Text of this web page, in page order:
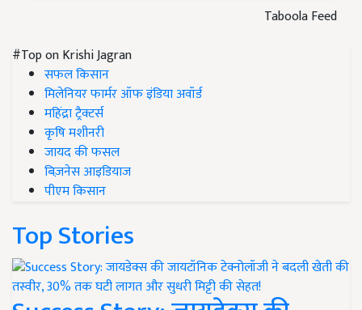
Taboola Feed
#Top on Krishi Jagran
सफल किसान
मिलेनियर फार्मर ऑफ इंडिया अवॉर्ड
महिंद्रा ट्रैक्टर्स
कृषि मशीनरी
जायद की फसल
बिज़नेस आइडियाज
पीएम किसान
Top Stories